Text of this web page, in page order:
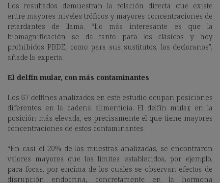
Los resultados demuestran la relación directa que existe
entre mayores niveles tróficos y mayores concentraciones de
retardantes de llama. “Lo más interesante es que la
biomagnificación se da tanto para los clásicos y hoy
prohibidos PBDE, como para sus sustitutos, los decloranos”,
añade la experta.
El delfín mular, con más contaminantes
Los 67 delfines analizados en este estudio ocupan posiciones
diferentes en la cadena alimenticia. El delfín mular, en la
posición más elevada, es precisamente el que tiene mayores
concentraciones de estos contaminantes.
“En casi el 20% de las muestras analizadas, se encontraron
valores mayores que los límites establecidos, por ejemplo,
para focas, por encima de los cuales se observan efectos de
disrupción endocrina, concretamente en la hormona